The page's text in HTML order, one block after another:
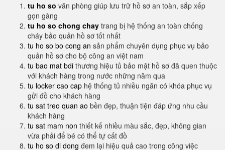
tu ho so văn phòng giúp lưu trữ hồ sơ an toàn, sắp xếp
gọn gàng
tu ho so chong chay trang bị hệ thống an toàn chống
cháy bảo quản hồ sơ tốt nhất
tu ho so bo cong an sản phẩm chuyên dụng phục vụ bảo
quản hồ sơ cho bộ công an việt nam
tu bao mat bdi thương hiệu tủ bảo mật hồ sơ đã quen thuộc
với khách hàng trong nước những năm qua
tu locker cao cap hệ thống tủ nhiều ngăn có khóa phục vụ
gửi đồ cho khách hàng
tu sat treo quan ao bền đẹp, thuận tiện đáp ứng nhu cầu
khách hàng
tu sat mam non thiết kế nhiều màu sắc, đẹp, không gian
vừa phải để bé có thể tự cất đồ
tu ho so di dong đem lại hiệu quả cao trong công việc